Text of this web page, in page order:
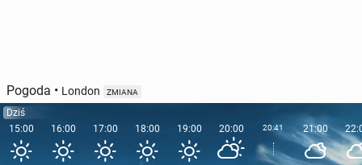
Pogoda • London ZMIANA
Dziś
15:00
16:00 17:00 18:00 19:00 20:00 20:41 21:00